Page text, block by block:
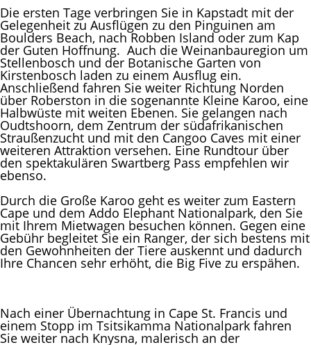
Die ersten Tage verbringen Sie in Kapstadt mit der
Gelegenheit zu Ausflügen zu den Pinguinen am
Boulders Beach, nach Robben Island oder zum Kap
der Guten Hoffnung. Auch die Weinanbauregion um
Stellenbosch und der Botanische Garten von
Kirstenbosch laden zu einem Ausflug ein.
Anschließend fahren Sie weiter Richtung Norden
über Roberston in die sogenannte Kleine Karoo, eine
Halbwüste mit weiten Ebenen. Sie gelangen nach
Oudtshoorn, dem Zentrum der südafrikanischen
Straußenzucht und mit den Cangoo Caves mit einer
weiteren Attraktion versehen. Eine Rundtour über
den spektakulären Swartberg Pass empfehlen wir
ebenso.
Durch die Große Karoo geht es weiter zum Eastern
Cape und dem Addo Elephant Nationalpark, den Sie
mit Ihrem Mietwagen besuchen können. Gegen eine
Gebühr begleitet Sie ein Ranger, der sich bestens mit
den Gewohnheiten der Tiere auskennt und dadurch
Ihre Chancen sehr erhöht, die Big Five zu erspähen.
Nach einer Übernachtung in Cape St. Francis und
einem Stopp im Tsitsikamma Nationalpark fahren
Sie weiter nach Knysna, malerisch an der